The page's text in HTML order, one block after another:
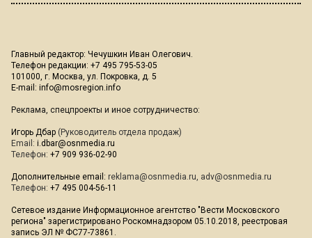
Главный редактор: Чечушкин Иван Олегович.
Телефон редакции: +7 495 795-53-05
101000, г. Москва, ул. Покровка, д. 5
E-mail: info@mosregion.info
Реклама, спецпроекты и иное сотрудничество:
Игорь Дбар (Руководитель отдела продаж)
Email: i.dbar@osnmedia.ru
Телефон: +7 909 936-02-90
Дополнительные email: reklama@osnmedia.ru, adv@osnmedia.ru
Телефон: +7 495 004-56-11
Сетевое издание Информационное агентство "Вести Московского
региона" зарегистрировано Роскомнадзором 05.10.2018, реестровая
запись ЭЛ № ФС77-73861.